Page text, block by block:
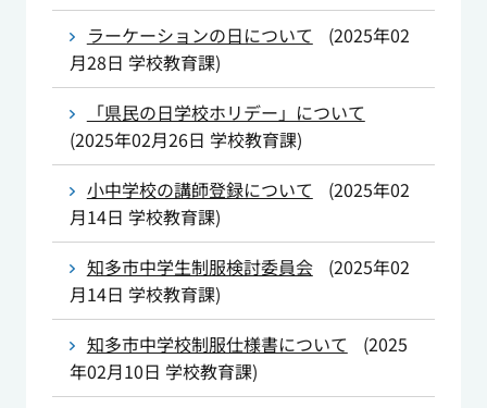
ラーケーションの日について
(2025年02
月28日 学校教育課)
「県民の日学校ホリデー」について
(2025年02月26日 学校教育課)
小中学校の講師登録について
(2025年02
月14日 学校教育課)
知多市中学生制服検討委員会
(2025年02
月14日 学校教育課)
知多市中学校制服仕様書について
(2025
年02月10日 学校教育課)